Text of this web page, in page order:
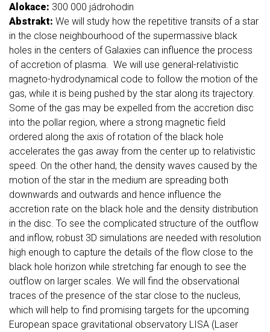
Alokace: 300 000 jádrohodin
Abstrakt: We will study how the repetitive transits of a star
in the close neighbourhood of the supermassive black
holes in the centers of Galaxies can influence the process
of accretion of plasma. We will use general-relativistic
magneto-hydrodynamical code to follow the motion of the
gas, while it is being pushed by the star along its trajectory.
Some of the gas may be expelled from the accretion disc
into the pollar region, where a strong magnetic field
ordered along the axis of rotation of the black hole
accelerates the gas away from the center up to relativistic
speed. On the other hand, the density waves caused by the
motion of the star in the medium are spreading both
downwards and outwards and hence influence the
accretion rate on the black hole and the density distribution
in the disc. To see the complicated structure of the outflow
and inflow, robust 3D simulations are needed with resolution
high enough to capture the details of the flow close to the
black hole horizon while stretching far enough to see the
outflow on larger scales. We will find the observational
traces of the presence of the star close to the nucleus,
which will help to find promising targets for the upcoming
European space gravitational observatory LISA (Laser